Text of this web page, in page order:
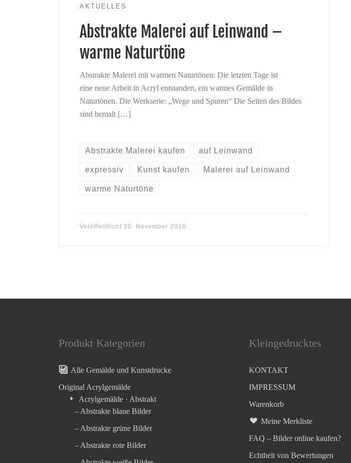
AKTUELLES
Abstrakte Malerei auf Leinwand –
warme Naturtöne
Abstrakte Malerei mit warmen Naturtönen: Die letzten Tage ist
eine neue Arbeit in Acryl entstanden, ein warmes Gemälde in
Naturtönen. Die Werkserie: „Wege und Spuren“ Die Seiten des Bildes
sind bemalt […]
Abstrakte Malerei kaufen auf Leinwand
expressiv Kunst kaufen Malerei auf Leinwand
warme Naturtöne
Veröffentlicht 20. November 2016
Produkt Kategorien
Alle Gemälde und Kunstdrucke
Original Acrylgemälde
Acrylgemälde · Abstrakt
– Abstrakte blaue Bilder
– Abstrakte grüne Bilder
– Abstrakte rote Bilder
Kleingedrucktes
KONTAKT
IMPRESSUM
Warenkorb
Meine Merkliste
FAQ – Bilder online kaufen?
Echtheit von Bewertungen